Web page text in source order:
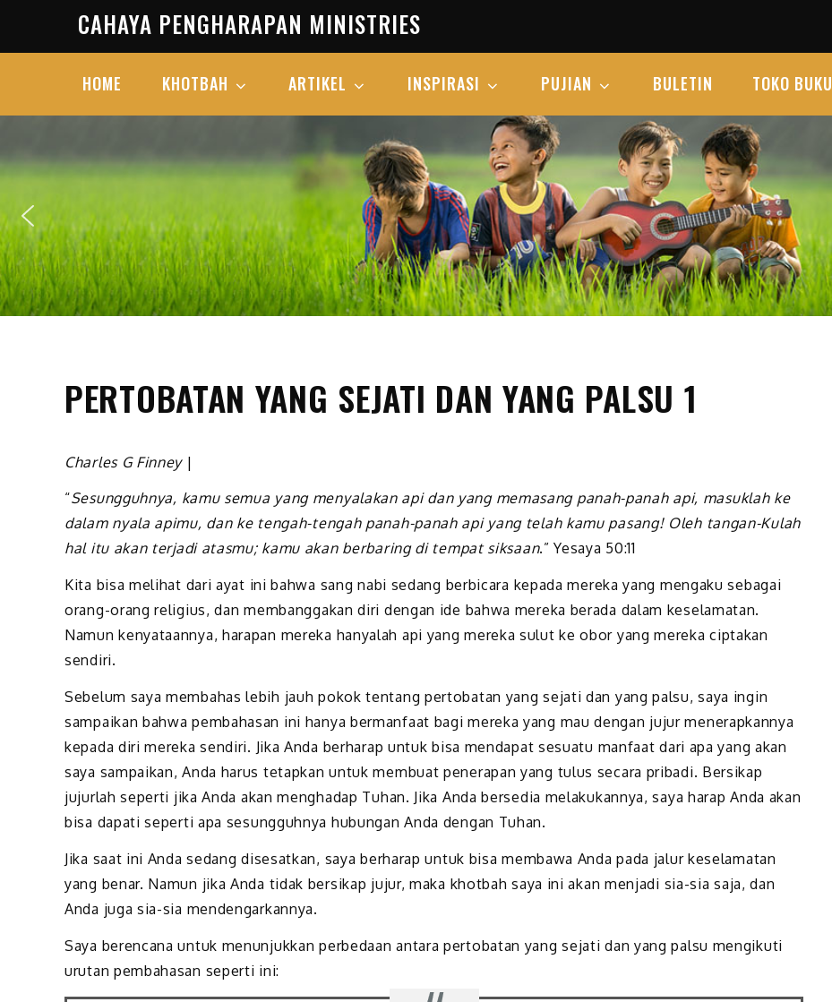
content
CAHAYA PENGHARAPAN MINISTRIES
HOME KHOTBAH ARTIKEL INSPIRASI PUJIAN BULETIN TOKO BUKU
PERTOBATAN YANG SEJATI DAN YANG PALSU 1
Charles G Finney |
“Sesungguhnya, kamu semua yang menyalakan api dan yang memasang panah-panah api, masuklah ke
dalam nyala apimu, dan ke tengah-tengah panah-panah api yang telah kamu pasang! Oleh tangan-Kulah
hal itu akan terjadi atasmu; kamu akan berbaring di tempat siksaan.” Yesaya 50:11
Kita bisa melihat dari ayat ini bahwa sang nabi sedang berbicara kepada mereka yang mengaku sebagai
orang-orang religius, dan membanggakan diri dengan ide bahwa mereka berada dalam keselamatan.
Namun kenyataannya, harapan mereka hanyalah api yang mereka sulut ke obor yang mereka ciptakan
sendiri.
Sebelum saya membahas lebih jauh pokok tentang pertobatan yang sejati dan yang palsu, saya ingin
sampaikan bahwa pembahasan ini hanya bermanfaat bagi mereka yang mau dengan jujur menerapkannya
kepada diri mereka sendiri. Jika Anda berharap untuk bisa mendapat sesuatu manfaat dari apa yang akan
saya sampaikan, Anda harus tetapkan untuk membuat penerapan yang tulus secara pribadi. Bersikap
jujurlah seperti jika Anda akan menghadap Tuhan. Jika Anda bersedia melakukannya, saya harap Anda akan
bisa dapati seperti apa sesungguhnya hubungan Anda dengan Tuhan.
Jika saat ini Anda sedang disesatkan, saya berharap untuk bisa membawa Anda pada jalur keselamatan
yang benar. Namun jika Anda tidak bersikap jujur, maka khotbah saya ini akan menjadi sia-sia saja, dan
Anda juga sia-sia mendengarkannya.
Saya berencana untuk menunjukkan perbedaan antara pertobatan yang sejati dan yang palsu mengikuti
urutan pembahasan seperti ini: